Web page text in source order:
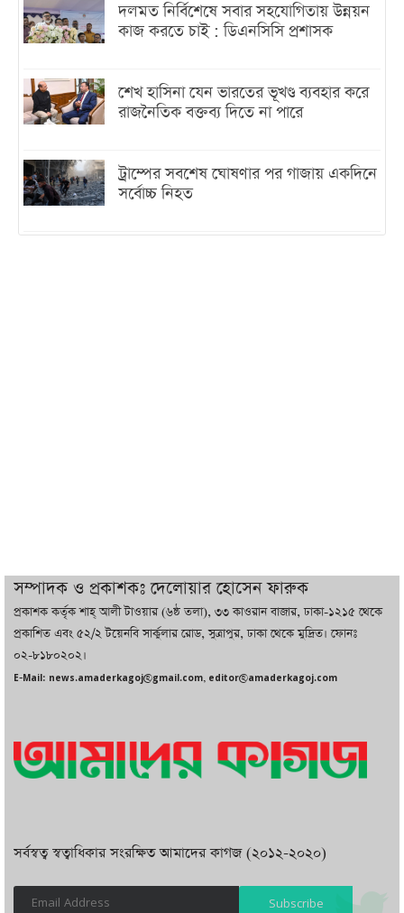
দলমত নির্বিশেষে সবার সহযোগিতায় উন্নয়ন
কাজ করতে চাই : ডিএনসিসি প্রশাসক
শেখ হাসিনা যেন ভারতের ভূখণ্ড ব্যবহার করে
রাজনৈতিক বক্তব্য দিতে না পারে
ট্রাম্পের সবশেষ ঘোষণার পর গাজায় একদিনে
সর্বোচ্চ নিহত
দুবাইয়ে বেনজীরের জামিন বাতিল করতে ল
ফার্ম নিয়োগ করেছে সরকার
করা হবে : পররাষ্ট্র প্রতিমন্ত্রী
সম্পাদক ও প্রকাশকঃ দেলোয়ার হোসেন ফারুক
প্রকাশক কর্তৃক শাহ্ আলী টাওয়ার (৬ষ্ঠ তলা), ৩৩ কাওরান বাজার, ঢাকা-১২১৫ থেকে
প্রকাশিত এবং ৫২/২ টয়েনবি সার্কুলার রোড, সুত্রাপুর, ঢাকা থেকে মুদ্রিত। ফোনঃ
০২-৮১৮০২০২।
E-Mail: news.amaderkagoj@gmail.com, editor@amaderkagoj.com
সর্বস্বত্ব স্বত্বাধিকার সংরক্ষিত আমাদের কাগজ (২০১২-২০২০)